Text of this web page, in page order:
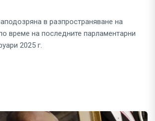
в разпространяване на
време на последните парламентарни
2025 г.